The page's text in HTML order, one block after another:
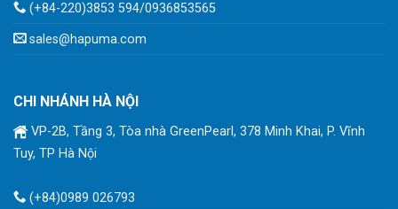
(+84-220)3853 594/0936853565
sales@hapuma.com
CHI NHÁNH HÀ NỘI
VP-2B, Tầng 3, Tòa nhà GreenPearl, 378 Minh Khai, P. Vĩnh
Tuy, TP Hà Nội
(+84)0989 026793